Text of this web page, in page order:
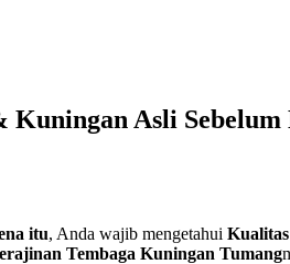
Asli
itu, Anda wajib mengetahui
Tembaga Kuningan Tumang